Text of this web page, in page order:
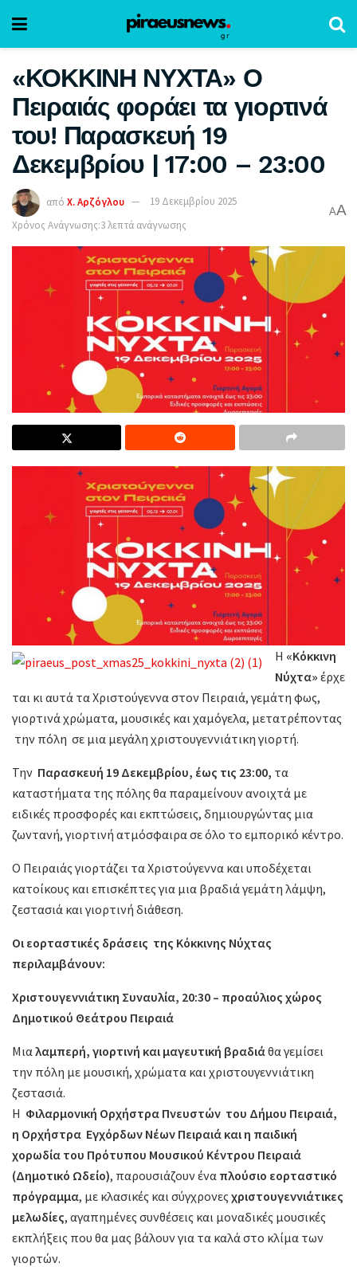
«ΚΟΚΚΙΝΗ ΝΥΧΤΑ» Ο
Πειραιάς φοράει τα γιορτινά
του! Παρασκευή 19
Δεκεμβρίου | 17:00 – 23:00
από Χ. Αρζόγλου
19 Δεκεμβρίου 2025
Χρόνος Ανάγνωσης:3 λεπτά ανάγνωσης
AA
Η «Κόκκινη
Νύχτα» έρχε
ται κι αυτά τα Χριστούγεννα στον Πειραιά, γεμάτη φως,
γιορτινά χρώματα, μουσικές και χαμόγελα, μετατρέποντας
την πόλη σε μια μεγάλη χριστουγεννιάτικη γιορτή.
Την Παρασκευή 19 Δεκεμβρίου, έως τις 23:00, τα
καταστήματα της πόλης θα παραμείνουν ανοιχτά με
ειδικές προσφορές και εκπτώσεις, δημιουργώντας μια
ζωντανή, γιορτινή ατμόσφαιρα σε όλο το εμπορικό κέντρο.
Ο Πειραιάς γιορτάζει τα Χριστούγεννα και υποδέχεται
κατοίκους και επισκέπτες για μια βραδιά γεμάτη λάμψη,
ζεστασιά και γιορτινή διάθεση.
Οι εορταστικές δράσεις της Κόκκινης Νύχτας
περιλαμβάνουν:
Χριστουγεννιάτικη Συναυλία, 20:30 – προαύλιος χώρος
Δημοτικού Θεάτρου Πειραιά
Μια λαμπερή, γιορτινή και μαγευτική βραδιάθα γεμίσει
την πόλη με μουσική, χρώματα και χριστουγεννιάτικη
ζεστασιά.
Η Φιλαρμονική Ορχήστρα Πνευστών του Δήμου Πειραιά,
η Ορχήστρα Εγχόρδων Νέων Πειραιά και η παιδική
χορωδία του Πρότυπου Μουσικού Κέντρου Πειραιά
(Δημοτικό Ωδείο), παρουσιάζουν ένα πλούσιο εορταστικό
πρόγραμμα, με κλασικές και σύγχρονεςχριστουγεννιάτικες
μελωδίες, αγαπημένες συνθέσεις και μοναδικές μουσικές
εκπλήξεις που θα μας βάλουν για τα καλά στο κλίμα των
γιορτών.